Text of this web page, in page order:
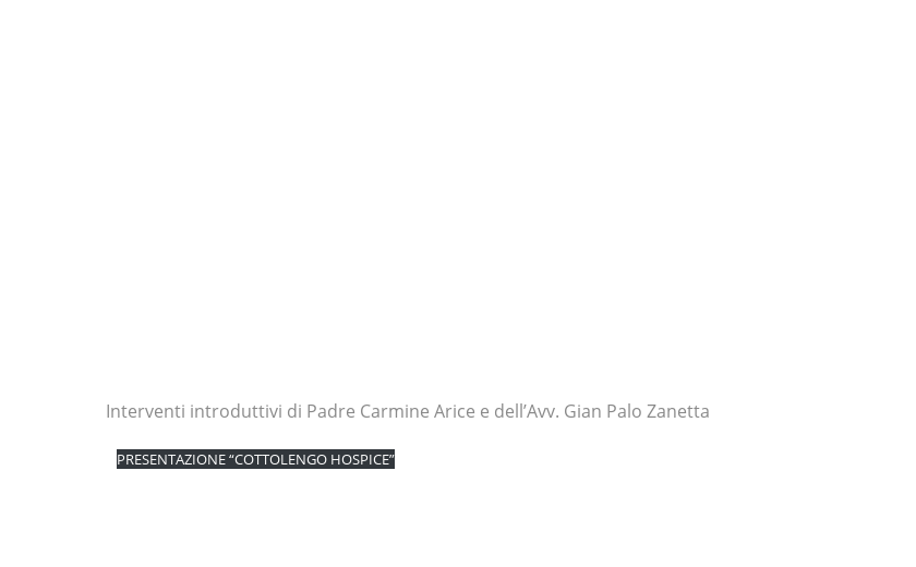
Interventi introduttivi di Padre Carmine Arice e dell’Avv. Gian Palo Zanetta
PRESENTAZIONE “COTTOLENGO HOSPICE”